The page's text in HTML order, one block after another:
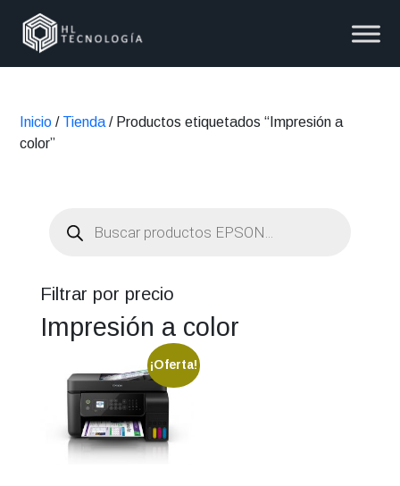
Inicio / Tienda / Productos etiquetados “Impresión a
color”
productos
Filtrar por precio
Impresión a color
¡Oferta!